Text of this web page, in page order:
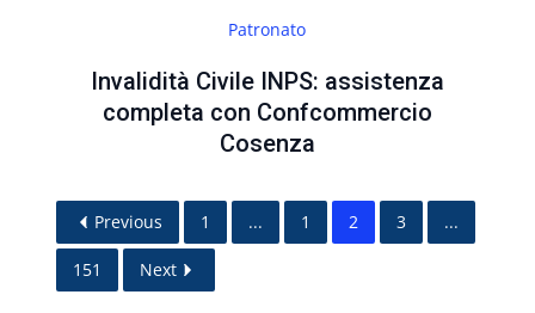
Patronato
Invalidità Civile INPS: assistenza
completa con Confcommercio
Cosenza
Previous 1 ... 1 2 3 ...
151 Next